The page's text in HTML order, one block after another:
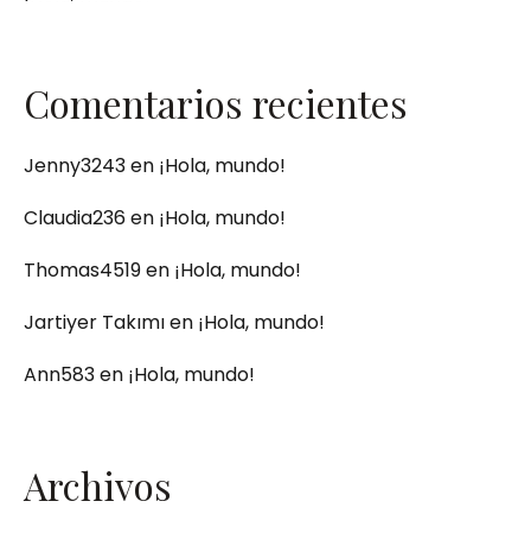
Comentarios recientes
Jenny3243en ¡Hola, mundo!
Claudia236en ¡Hola, mundo!
Thomas4519en ¡Hola, mundo!
Jartiyer Takımıen ¡Hola, mundo!
Ann583en ¡Hola, mundo!
Archivos